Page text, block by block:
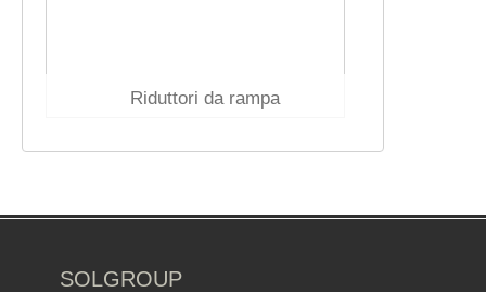
Riduttori da rampa
SOLGROUP